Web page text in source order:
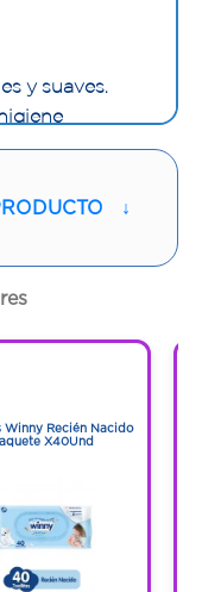
y suaves.
↓
Winny Recién Nacido
X40Und